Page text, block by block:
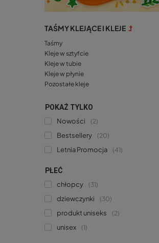
TAŚMY KLEJĄCE I KLEJE
Taśmy
Kleje w sztyfcie
Kleje w tubie
Kleje w płynie
Pozostałe kleje
POKAŻ TYLKO
Nowości
2
Bestsellery 20
Letnia Promocja 41
PŁEĆ
chłopcy
31
dziewczynki 30
produkt uniseks 2
unisex 1